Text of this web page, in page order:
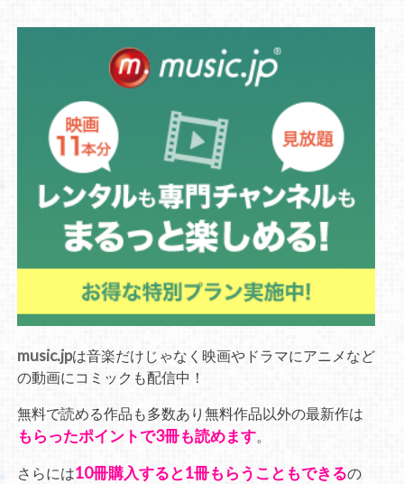
music.jpは音楽だけじゃなく映画やドラマにアニメなど
の動画にコミックも配信中！
無料で読める作品も多数あり無料作品以外の最新作は
もらったポイントで3冊も読めます。
さらには10冊購入すると1冊もらうこともできるの